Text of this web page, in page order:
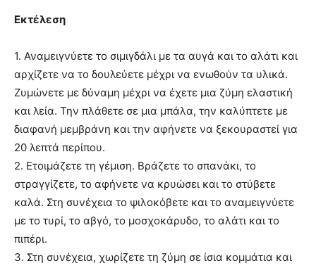
Εκτέλεση
1. Αναμειγνύετε το σιμιγδάλι με τα αυγά και το αλάτι και
αρχίζετε να το δουλεύετε μέχρι να ενωθούν τα υλικά.
Ζυμώνετε με δύναμη μέχρι να έχετε μια ζύμη ελαστική
και λεία. Την πλάθετε σε μια μπάλα, την καλύπτετε με
διαφανή μεμβράνη και την αφήνετε να ξεκουραστεί για
20 λεπτά περίπου.
2. Ετοιμάζετε τη γέμιση. Βράζετε το σπανάκι, το
στραγγίζετε, το αφήνετε να κρυώσει και το στύβετε
καλά. Στη συνέχεια το ψιλοκόβετε και το αναμειγνύετε
με το τυρί, το αβγό, το μοσχοκάρυδο, το αλάτι και το
πιπέρι.
3. Στη συνέχεια, χωρίζετε τη ζύμη σε ίσια κομμάτια και